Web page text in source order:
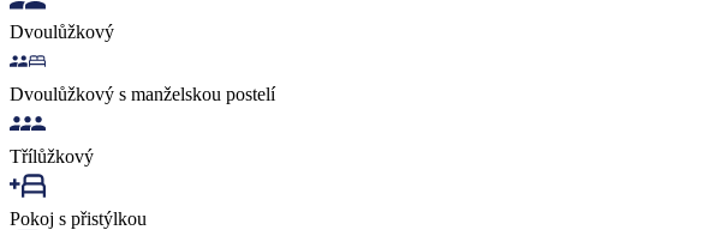
Dvoulůžkový
Dvoulůžkový s manželskou postelí
Třílůžkový
Pokoj s přistýlkou